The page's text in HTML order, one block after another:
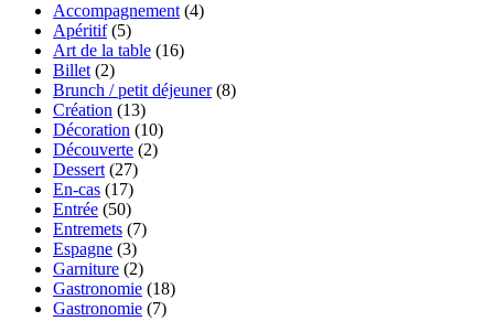
Accompagnement (4)
Apéritif(5)
Art de la table (16)
Billet (2)
Brunch / petit déjeuner(8)
Création (13)
Décoration (10)
Découverte (2)
Dessert (27)
En-cas (17)
Entrée (50)
Entremets (7)
Espagne (3)
Garniture (2)
Gastronomie (18)
Gastronomie (7)